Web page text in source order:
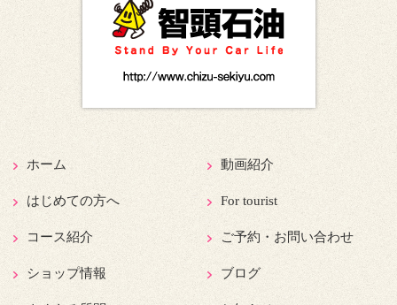
ホーム
はじめての方へ
コース紹介
ショップ情報
動画紹介
For tourist
ご予約・お問い合わせ
ブログ